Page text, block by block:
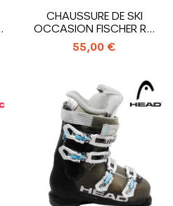
CHAUSSURE DE SKI
OCCASION FISCHER RC
ONE 85 XTR HV
55,00 €